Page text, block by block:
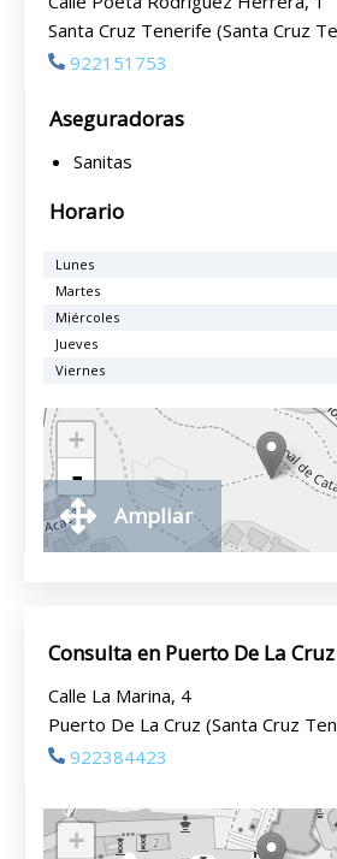
Santa Cruz Tenerife (Santa Cruz
922151753
Aseguradoras
Sanitas
Horario
Lunes
Martes
Miércoles
Jueves
Viernes
+
-
Ampliar
Consulta en Puerto De La Cruz
Calle La Marina, 4
Puerto De La Cruz (Santa Cruz
922384423
+